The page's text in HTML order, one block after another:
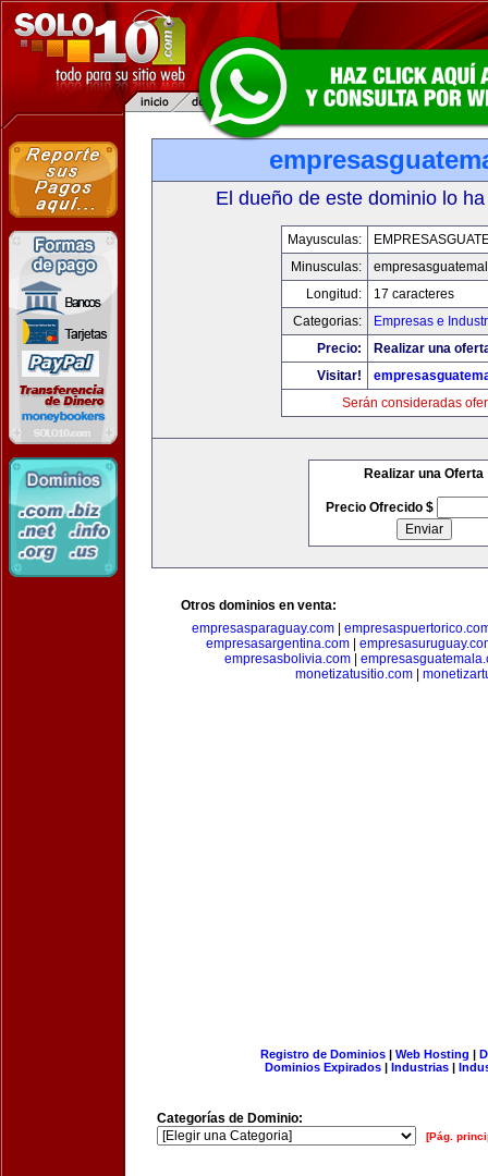
El dueño de este dominio lo
Mayusculas:
Minusculas:
Longitud:
17 caracteres
Categorias:
Empresas e
Precio:
Realizar una
Visitar!
Serán consideradas
Realizar una Oferta
Precio Ofrecido $
Otros dominios en venta:
empresasparaguay.com|
empresasargentina.com|
empresasbolivia.com
monetizatusitio.com
Registro de Dominios| Web Hosting |
Dominios Expirados | Industrias |
Categorías de Dominio:
[Pág.